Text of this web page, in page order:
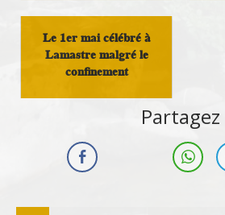
Le 1er mai célébré à
Lamastre malgré le
confinement
Partagez